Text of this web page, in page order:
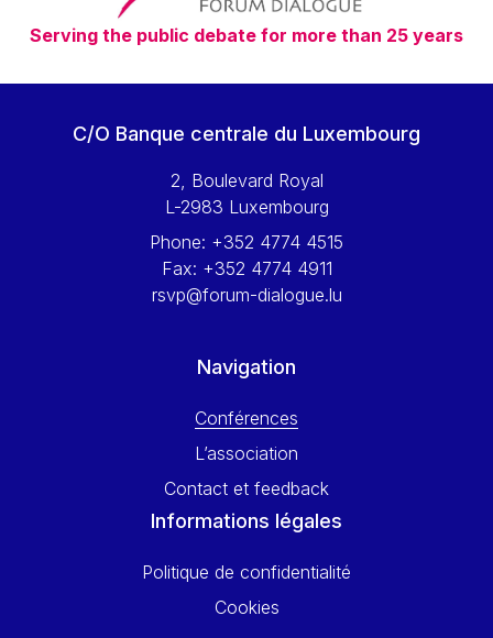
Vítor Manuel da Silva Caldeira
Viviane Reding
Walter Hagg
Wolfgang Ketterle
Yossi Beillin
Yves FRANCHET
Serving the public debate for more than 25 years
C/O Banque centrale du Luxembourg
2, Boulevard Royal
L-2983 Luxembourg
Phone: +352 4774 4515
Fax: +352 4774 4911
rsvp@forum-dialogue.lu
Navigation
Conférences
L’association
Contact et feedback
Informations légales
Politique de confidentialité
Cookies